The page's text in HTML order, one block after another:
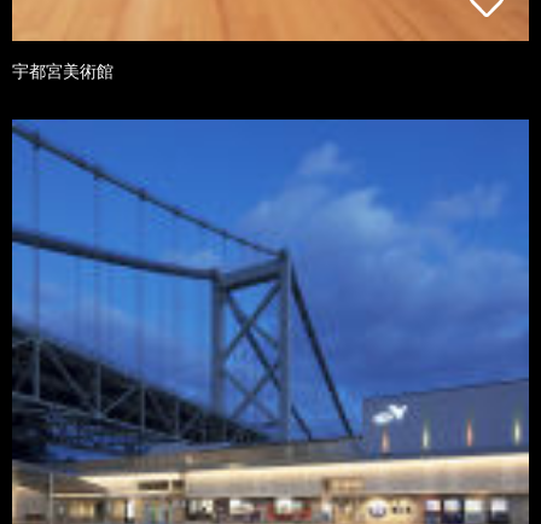
宇都宮美術館